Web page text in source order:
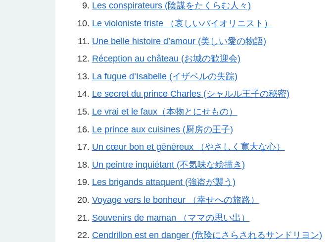
Les conspirateurs (陰謀をたくらむ人々)
Le violoniste triste （哀しいバイオリニスト）
Une belle histoire d’amour (美しい愛の物語)
Réception au château (お城の歓迎会)
La fugue d’Isabelle (イザベルの失踪)
Le secret du prince Charles (シャルル王子の秘密)
Le vrai et le faux（本物とにせもの）
Le prince aux cuisines (厨房の王子)
Un cœur bon et généreux （やさしく寛大な心）
Un peintre inquiétant (不気味な絵描き)
Les brigands attaquent (強盗が襲う)
Voyage vers le bonheur （幸せへの旅路）
Souvenirs de maman （ママの思い出）
Cendrillon est en danger (危険にさらされるサンドリヨン)